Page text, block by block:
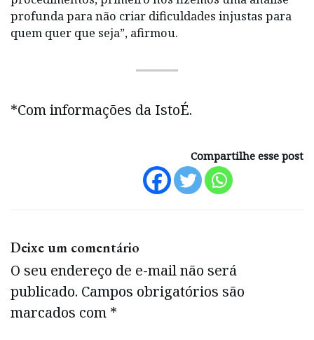
profunda para não criar dificuldades injustas para
quem quer que seja”, afirmou.
*Com informações da IstoÉ.
Compartilhe esse post
Deixe um comentário
O seu endereço de e-mail não será
publicado. Campos obrigatórios são
marcados com *